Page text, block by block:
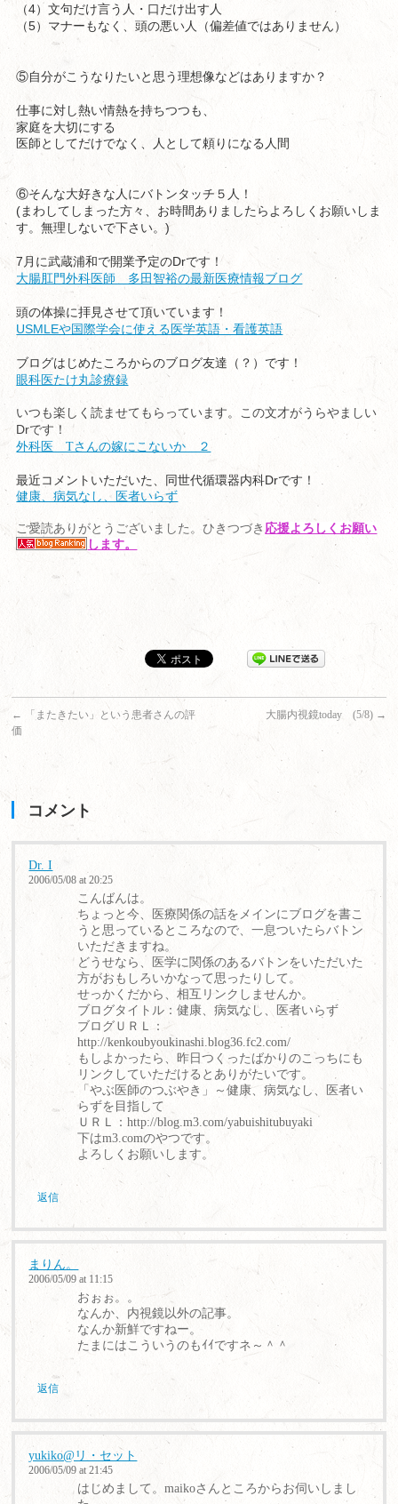
（4）文句だけ言う人・口だけ出す人
（5）マナーもなく、頭の悪い人（偏差値ではありません）
⑤自分がこうなりたいと思う理想像などはありますか？
仕事に対し熱い情熱を持ちつつも、
家庭を大切にする
医師としてだけでなく、人として頼りになる人間
⑥そんな大好きな人にバトンタッチ５人！
(まわしてしまった方々、お時間ありましたらよろしくお願いしま
す。無理しないで下さい。)
7 月に武蔵浦和で開業予定のDrです！
大腸肛門外科医師 多田智裕の最新医療情報ブログ
頭の体操に拝見させて頂いています！
USMLEや国際学会に使える医学英語・看護英語
ブログはじめたころからのブログ友達（？）です！
眼科医たけ丸診療録
いつも楽しく読ませてもらっています。この文才がうらやましい
Drです！
外科医 Tさんの嫁にこないか ２
最近コメントいただいた、同世代循環器内科Drです！
健康、病気なし、医者いらず
ご愛読ありがとうございました。ひきつづき 応援よろしくお願い
します。
←
「またきたい」という患者さんの評
価
大腸内視鏡today (5/8) →
コメント
Dr. I
2006/05/08 at 20:25
こんばんは。
ちょっと今、医療関係の話をメインにブログを書こ
うと思っているところなので、一息ついたらバトン
いただきますね。
どうせなら、医学に関係のあるバトンをいただいた
方がおもしろいかなって思ったりして。
せっかくだから、相互リンクしませんか。
ブログタイトル：健康、病気なし、医者いらず
ブログＵＲＬ：
http://kenkoubyoukinashi.blog36.fc2.com/
もしよかったら、昨日つくったばかりのこっちにも
リンクしていただけるとありがたいです。
「やぶ医師のつぶやき」～健康、病気なし、医者い
らずを目指して
ＵＲＬ：http://blog.m3.com/yabuishitubuyaki
下はm3.comのやつです。
よろしくお願いします。
返信
まりん。
2006/05/09 at 11:15
おぉぉ。。
なんか、内視鏡以外の記事。
なんか新鮮ですねー。
たまにはこういうのもｲｲですネ～＾＾
返信
yukiko@リ・セット
2006/05/09 at 21:45
はじめまして。maikoさんところからお伺いしまし